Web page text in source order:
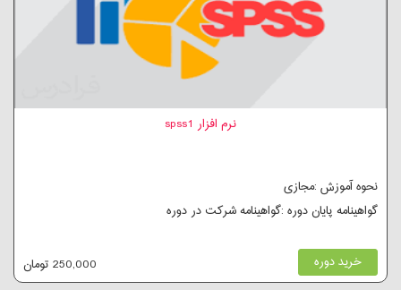
نرم افزار spss1
نحوه آموزش :مجازی
گواهینامه پایان دوره :گواهینامه شرکت در دوره
خرید دوره 250,000 تومان